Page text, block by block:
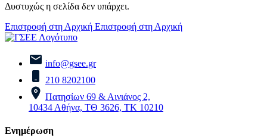
Δυστυχώς η σελίδα δεν υπάρχει.
Επιστροφή στη Αρχική Επιστροφή στη Αρχική
info@gsee.gr
210 8202100
Πατησίων 69 & Αινιάνος 2,
10434 Αθήνα, ΤΘ 3626, ΤΚ 10210
Ενημέρωση